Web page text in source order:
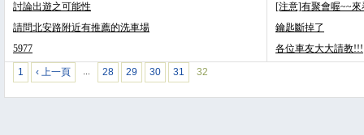
討論出遊之可能性
請問北安路附近有推薦的洗車場
5977
[注意]有聚會喔~~來
鑰匙斷掉了
各位車友大大請教!!!
1 ‹ 上一頁 … 28 29 30 31 32